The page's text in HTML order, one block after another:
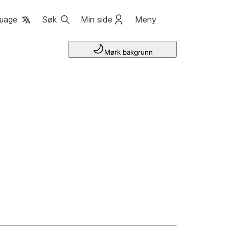
Søk Min side Meny
Mørk bakgrunn